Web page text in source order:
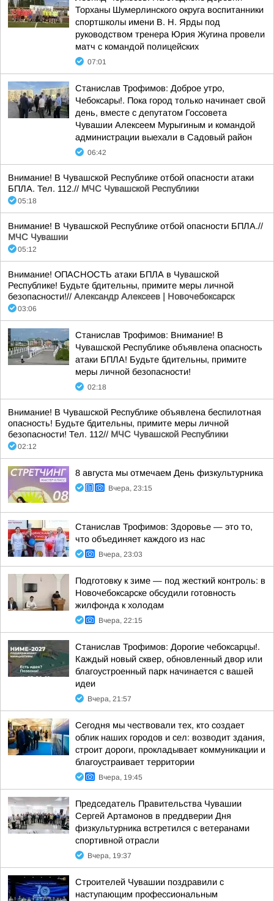
Торханы Шумерлинского округа воспитанники
спортшколы имени В. Н. Ярды под
руководством тренера Юрия Жугина провели
матч с командой полицейских
07:01
Станислав Трофимов: Доброе утро,
Чебоксары!. Пока город только начинает свой
день, вместе с депутатом Госсовета
Чувашии Алексеем Мурыгиным и командой
администрации выехали в Садовый район
06:42
Внимание! В Чувашской Республике отбой опасности атаки
БПЛА. Тел. 112.// МЧС Чувашской Республики
05:18
Внимание! В Чувашской Республике отбой опасности БПЛА.//
МЧС Чувашии
05:12
Внимание! ОПАСНОСТЬ атаки БПЛА в Чувашской
Республике! Будьте бдительны, примите меры личной
безопасности!// Александр Алексеев | Новочебоксарск
03:06
Станислав Трофимов: Внимание! В
Чувашской Республике объявлена опасность
атаки БПЛА! Будьте бдительны, примите
меры личной безопасности!
02:18
Внимание! В Чувашской Республике объявлена беспилотная
опасность! Будьте бдительны, примите меры личной
безопасности! Тел. 112// МЧС Чувашской Республики
02:12
8 августа мы отмечаем День физкультурника
Вчера, 23:15
Станислав Трофимов: Здоровье — это то,
что объединяет каждого из нас
Вчера, 23:03
Подготовку к зиме — под жесткий контроль: в
Новочебоксарске обсудили готовность
жилфонда к холодам
Вчера, 22:15
Станислав Трофимов: Дорогие чебоксарцы!.
Каждый новый сквер, обновленный двор или
благоустроенный парк начинается с вашей
идеи
Вчера, 21:57
Сегодня мы чествовали тех, кто создает
облик наших городов и сел: возводит здания,
строит дороги, прокладывает коммуникации и
благоустраивает территории
Вчера, 19:45
Председатель Правительства Чувашии
Сергей Артамонов в преддверии Дня
физкультурника встретился с ветеранами
спортивной отрасли
Вчера, 19:37
Строителей Чувашии поздравили с
наступающим профессиональным